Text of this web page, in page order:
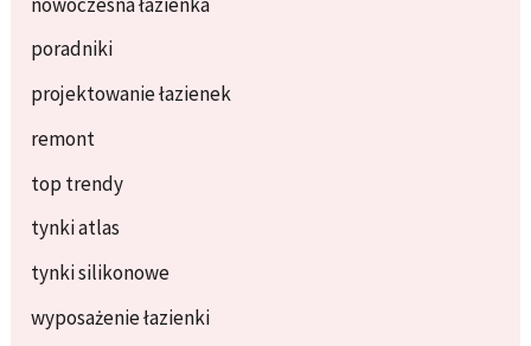
poradniki
projektowanie łazienek
remont
top trendy
tynki atlas
tynki silikonowe
wyposażenie łazienki